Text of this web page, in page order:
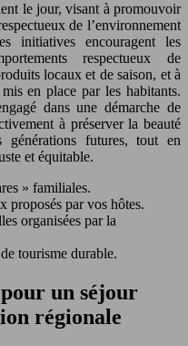
le jour, visant à promouvoir
de l’environnement
initiatives encouragent les
respectueux de
locaux et de saison, et à
en place par les habitants.
dans une démarche de
à préserver la beauté
futures, tout en
et équitable.
» familiales.
proposés par vos hôtes.
organisées par la
tourisme durable.
un séjour
régionale